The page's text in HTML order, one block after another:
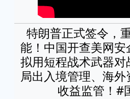
特朗普正式签令，
能！中国开查美网
拟用短程战术武器
局出入境管理、海
收益监管！#